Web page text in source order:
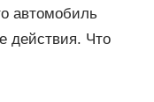
автомобиль
действия. Что